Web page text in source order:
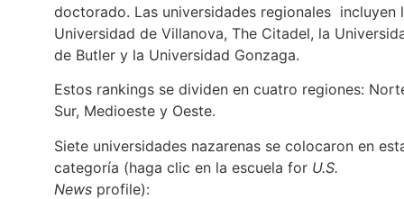
doctorado. Las universidades regionales incluyen
Universidad de Villanova, The Citadel, la
de Butler y la Universidad Gonzaga.
Estos rankings se dividen en cuatro regiones:
Sur, Medioeste y Oeste.
Siete universidades nazarenas se colocaron en
categoría (haga clic en la escuela for U.S.
News profile):